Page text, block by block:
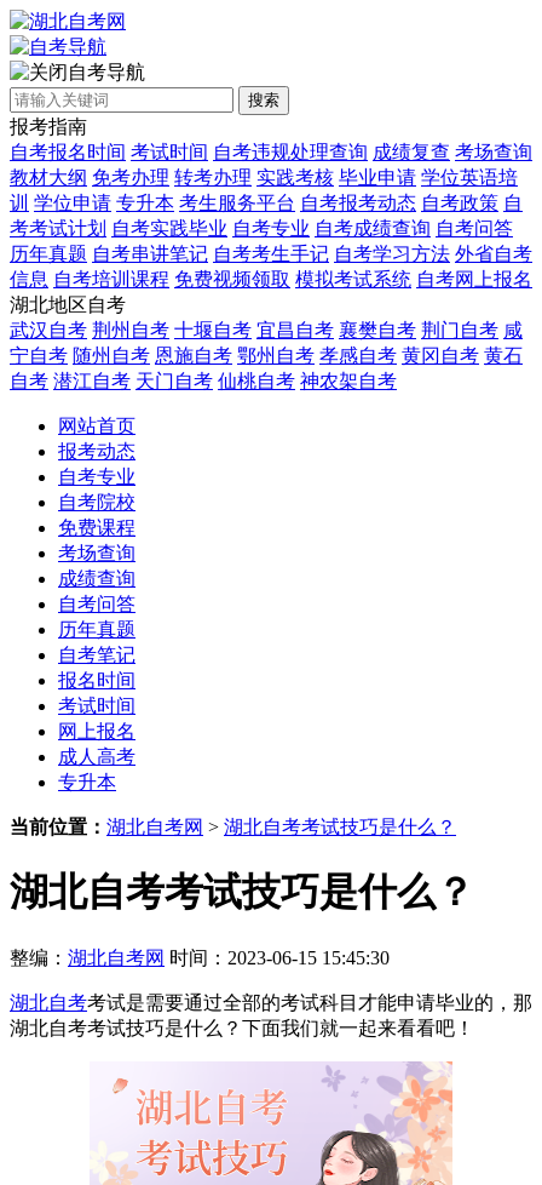
自考导航
搜索
报考指南
自考报名时间 考试时间 自考违规处理查询 成绩复查 考场查询
教材大纲 免考办理 转考办理 实践考核 毕业申请 学位英语培
训 学位申请 专升本 考生服务平台 自考报考动态 自考政策 自
考考试计划 自考实践毕业 自考专业 自考成绩查询 自考问答
历年真题 自考串讲笔记 自考考生手记 自考学习方法 外省自考
信息 自考培训课程 免费视频领取 模拟考试系统 自考网上报名
湖北地区自考
武汉自考 荆州自考 十堰自考 宜昌自考 襄樊自考 荆门自考 咸
宁自考 随州自考 恩施自考 鄂州自考 孝感自考 黄冈自考 黄石
自考 潜江自考 天门自考 仙桃自考 神农架自考
网站首页
报考动态
自考专业
自考院校
免费课程
考场查询
成绩查询
自考问答
历年真题
自考笔记
报名时间
考试时间
网上报名
成人高考
专升本
当前位置： 湖北自考网 > 湖北自考考试技巧是什么？
湖北自考考试技巧是什么？
整编： 湖北自考网 时间：2023-06-15 15:45:30
湖北自考考试是需要通过全部的考试科目才能申请毕业的，那
湖北自考考试技巧是什么？下面我们就一起来看看吧！